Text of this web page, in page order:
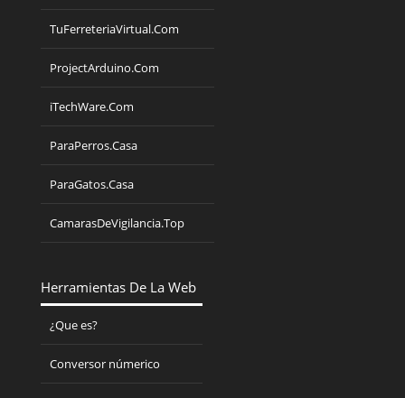
TuFerreteriaVirtual.Com
ProjectArduino.Com
iTechWare.Com
ParaPerros.Casa
ParaGatos.Casa
CamarasDeVigilancia.Top
Herramientas De La Web
¿Que es?
Conversor númerico